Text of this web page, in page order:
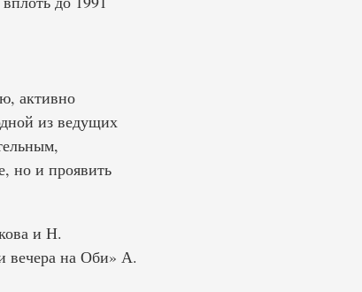
активно
из ведущих
но и проявить
и Н.
вечера на Оби» А.